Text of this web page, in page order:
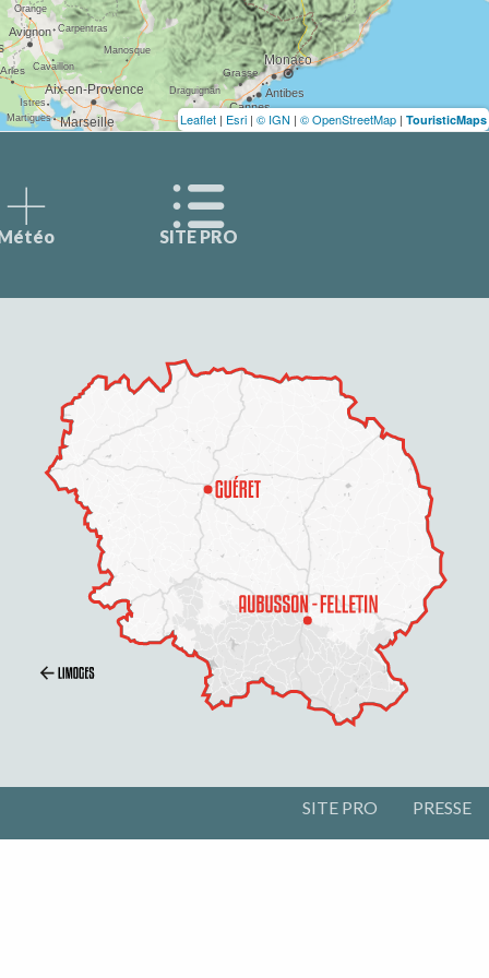
Leaflet | Esri | © IGN | © OpenStreetMap | TouristicMaps
SITE PRO
SITE PRO PRESSE